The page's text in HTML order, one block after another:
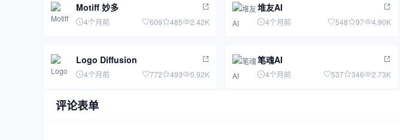
Motiff 妙多
4个月前 609 485 2.42K
堆友AI
4个月前 548 97 4.90K
Logo Diffusion
4个月前 772 493 5.92K
笔魂AI
4个月前 537 346 2.73K
评论表单